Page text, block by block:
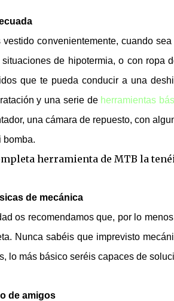
vestido convenientemente, cuando
de hipotermia, o con ropa
que te pueda conducir a una
y una serie de herramientas
una cámara de repuesto, con
bomba.
de mecánica
os recomendamos que, por lo
Nunca sabéis que imprevisto
lo más básico seréis capaces de
de amigos